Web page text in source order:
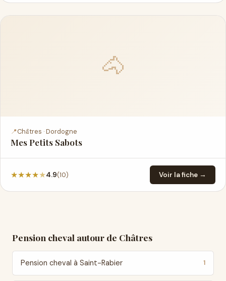
🐴
📍Châtres · Dordogne
Mes Petits Sabots
★★★★★4.9(10) Voir la fiche →
Pension cheval autour de Châtres
Pension cheval à Saint-Rabier 1